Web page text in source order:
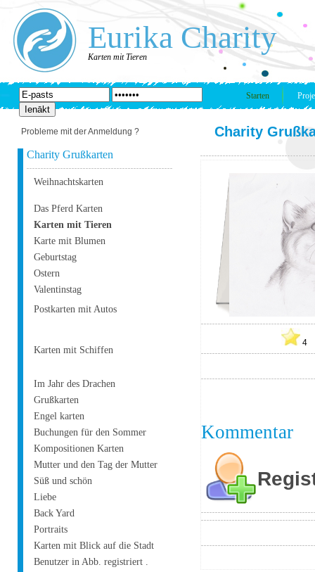
Eurika Charity
Karten mit Tieren
Starten
Probleme mit der Anmeldung ?
Charity Grußkarten
Weihnachtskarten
Das Pferd Karten
Karten mit Tieren
Karte mit Blumen
Geburtstag
Ostern
Valentinstag
Postkarten mit Autos
Karten mit Schiffen
Im Jahr des Drachen
Grußkarten
Engel karten
Buchungen für den Sommer
Kompositionen Karten
Mutter und den Tag der Mutter
Süß und schön
Liebe
Back Yard
Portraits
Karten mit Blick auf die Stadt
Benutzer in Abb. registriert .
Charity
4
Kommentar